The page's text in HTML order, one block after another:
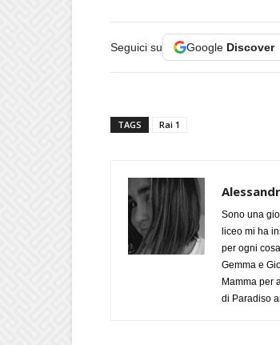
Seguici su Google Discover
TAGS Rai 1
Sono una
liceo mi ha
per ogni
Gemma e
Mamma per
di Paradiso